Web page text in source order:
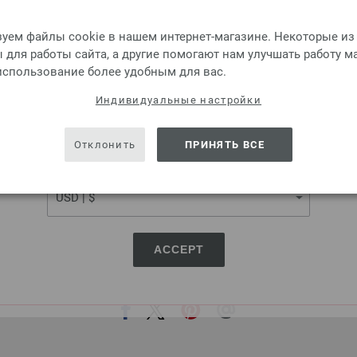
LANGUAGE
SHIPPING TO
USA - The United States of America
ACCEPT
файлы cookie в нашем интернет-магазине. Некоторые из
работы сайта, а другие помогают нам улучшать работу
более удобным для вас.
Индивидуальные настройки
Отклонить ПРИНЯТЬ ВСЕ
Размер крючка — 4 мм,
2,73 €
3,19 $
КОЛИЧЕСТВО